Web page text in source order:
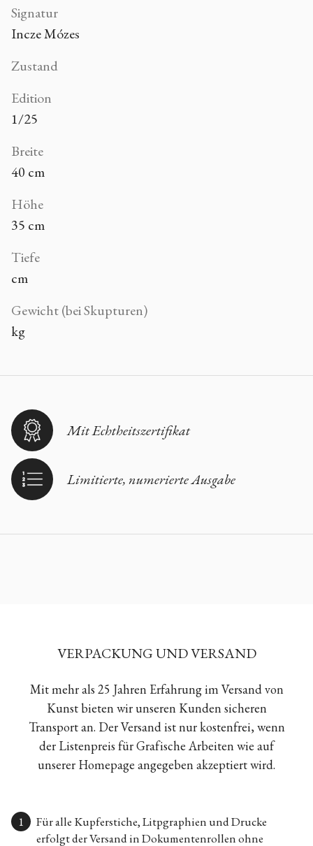
Signatur
Incze Mózes
Zustand
Edition
1/25
Breite
40 cm
Höhe
35 cm
Tiefe
cm
Gewicht (bei Skupturen)
kg
Mit Echtheitszertifikat
Limitierte, numerierte Ausgabe
VERPACKUNG UND VERSAND
Mit mehr als 25 Jahren Erfahrung im Versand von
Kunst bieten wir unseren Kunden sicheren
Transport an. Der Versand ist nur kostenfrei, wenn
der Listenpreis für Grafische Arbeiten wie auf
unserer Homepage angegeben akzeptiert wird.
Für alle Kupferstiche, Litpgraphien und Drucke
erfolgt der Versand in Dokumentenrollen ohne